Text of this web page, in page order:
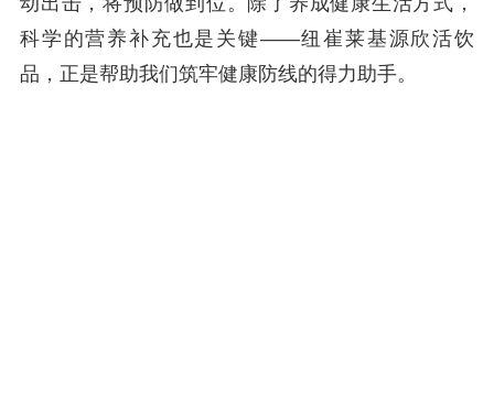
科学的营养补充也是关键——纽崔莱基源欣活饮
品，正是帮助我们筑牢健康防线的得力助手。